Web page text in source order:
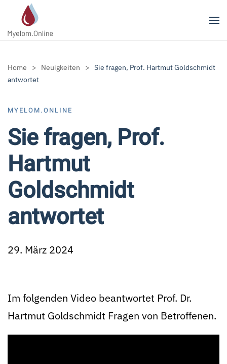
Zum Hauptinhalt springen
Home Neuigkeiten
Sie fragen, Prof. Hartmut Goldschmidt
antwortet
MYELOM.ONLINE
Sie fragen, Prof.
Hartmut
Goldschmidt
antwortet
29. März 2024
Im folgenden Video beantwortet Prof. Dr.
Hartmut Goldschmidt Fragen von Betroffenen.